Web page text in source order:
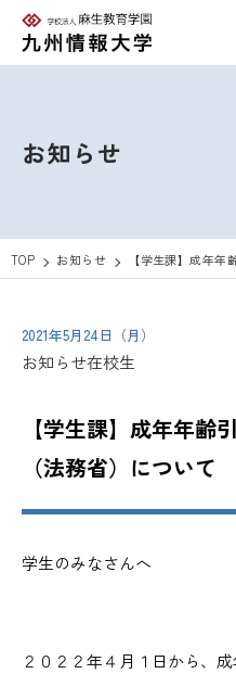
お知らせ
TOP お知らせ 【学生課】成年
2021年5月24日（月）
お知らせ在校生
【学生課】成年年齢
（法務省）について
学生のみなさんへ
２０２２年４月１日から、